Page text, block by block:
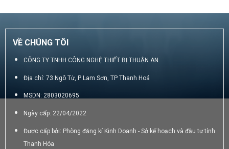
6.000₫.
VỀ CHÚNG TÔI
CÔNG TY TNHH CÔNG NGHỆ THIẾT BỊ THUẬN AN
Địa chỉ: 73 Ngô Từ, P Lam Sơn, TP Thanh Hoá
MSDN: 2803020695
Ngày cấp: 22/04/2022
Được cấp bởi: Phòng đăng kí Kinh Doanh - Sở kế hoạch và đầu tư tỉnh
Thanh Hóa